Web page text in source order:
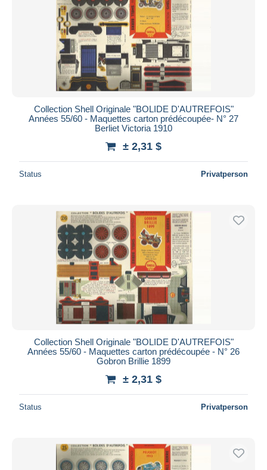
Collection Shell Originale "BOLIDE D'AUTREFOIS"
Années 55/60 - Maquettes carton prédécoupée- N° 27
Berliet Victoria 1910
± 2,31 $
Status Privatperson
Collection Shell Originale "BOLIDE D'AUTREFOIS"
Années 55/60 - Maquettes carton prédécoupée - N° 26
Gobron Brillie 1899
± 2,31 $
Status Privatperson